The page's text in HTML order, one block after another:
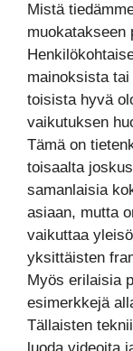
Mistä
muokatakseen
mainoksista
toisista hyvä
vaikutuksen
Tämä on
toisaalta
samanlaisia
asiaan, mutta
vaikuttaa
yksittäisten
Myös erilaisia
esimerkkejä
Tällaisten